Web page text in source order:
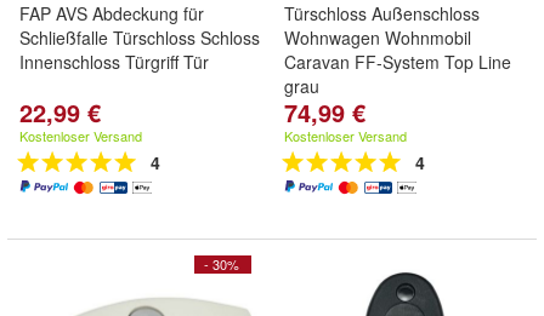
FAP AVS Abdeckung für
Schließfalle Türschloss Schloss
Innenschloss Türgriff Tür
22,99 €
Kostenloser Versand
4
Türschloss Außenschloss
Wohnwagen Wohnmobil
Caravan FF-System Top Line
grau
74,99 €
Kostenloser Versand
4
- 30%